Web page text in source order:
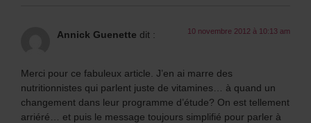
Annick Guenette dit : 10 novembre 2012 à 10:13 am
Merci pour ce fabuleux article. J’en ai marre des
nutritionnistes qui parlent juste de vitamines… à quand un
changement dans leur programme d’étude? On est tellement
arriéré… et puis le message toujours simplifié pour parler à